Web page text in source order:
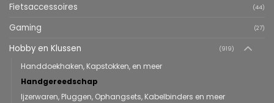
Fietsaccessoires (44)
Gaming (27)
Hobby en Klussen (919)
Handdoekhaken, Kapstokken, en meer
Handgereedschap
Ijzerwaren, Pluggen, Ophangsets, Kabelbinders en meer